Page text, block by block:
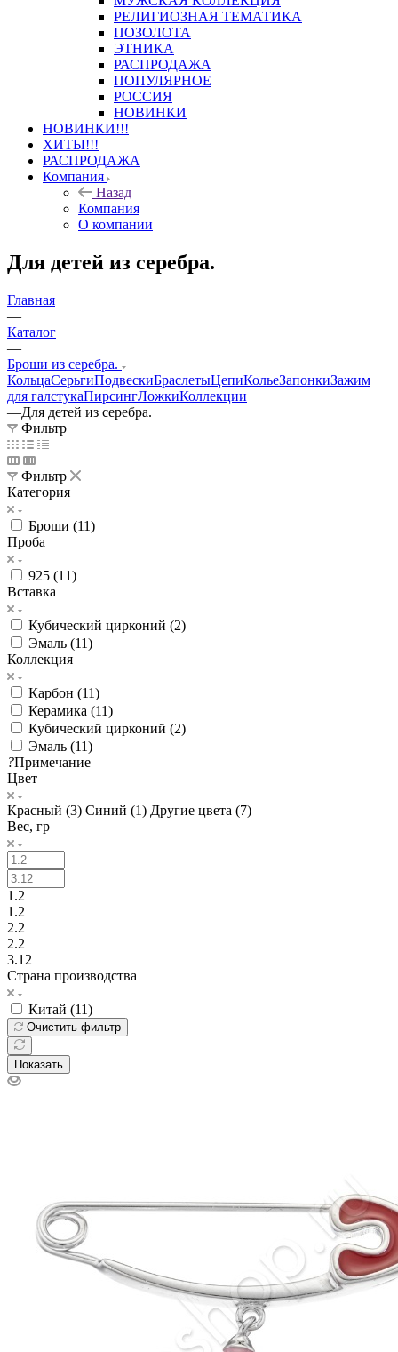
РЕЛИГИОЗНАЯ ТЕМАТИКА
ПОЗОЛОТА
ЭТНИКА
РАСПРОДАЖА
ПОПУЛЯРНОЕ
РОССИЯ
НОВИНКИ
НОВИНКИ!!!
ХИТЫ!!!
РАСПРОДАЖА
Компания
Назад
Компания
О компании
Для детей из серебра.
Главная
—
Каталог
—
Броши из серебра.
КольцаСерьгиПодвескиБраслетыЦепиКольеЗапонкиЗажим
для галстукаПирсингЛожкиКоллекции
—Для детей из серебра.
Фильтр
Фильтр
Категория
Броши (11)
Проба
925 (11)
Вставка
Кубический цирконий (2)
Эмаль (11)
Коллекция
Карбон (11)
Керамика (11)
Кубический цирконий (2)
Эмаль (11)
?Примечание
Цвет
Красный (3) Синий (1) Другие цвета (7)
Вес, гр
1.2
1.2
2.2
2.2
3.12
Страна производства
Китай (11)
Очистить фильтр
Показать